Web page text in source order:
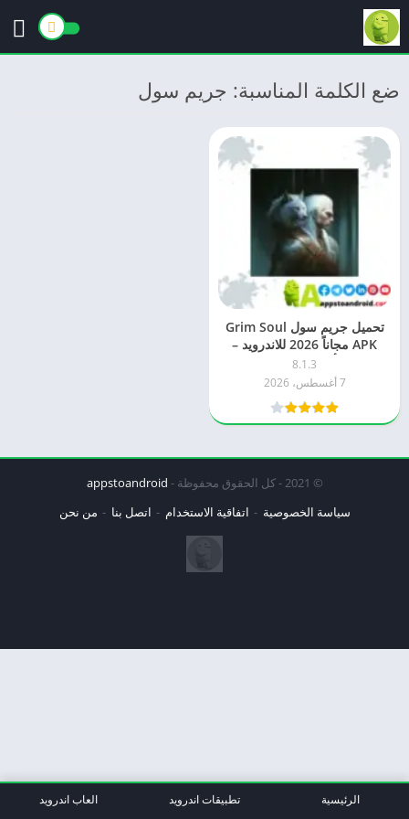
ضع الكلمة المناسبة: جريم سول
تحميل جريم سول Grim Soul
APK مجاناً 2026 للاندرويد –
أحدث إصدار
8.1.3
7 أغسطس، 2026
© 2021 - كل الحقوق محفوظة -
appstoandroid
سياسة الخصوصية
اتفاقية الاستخدام اتصل بنا من نحن
الرئيسية تطبيقات اندرويد العاب اندرويد